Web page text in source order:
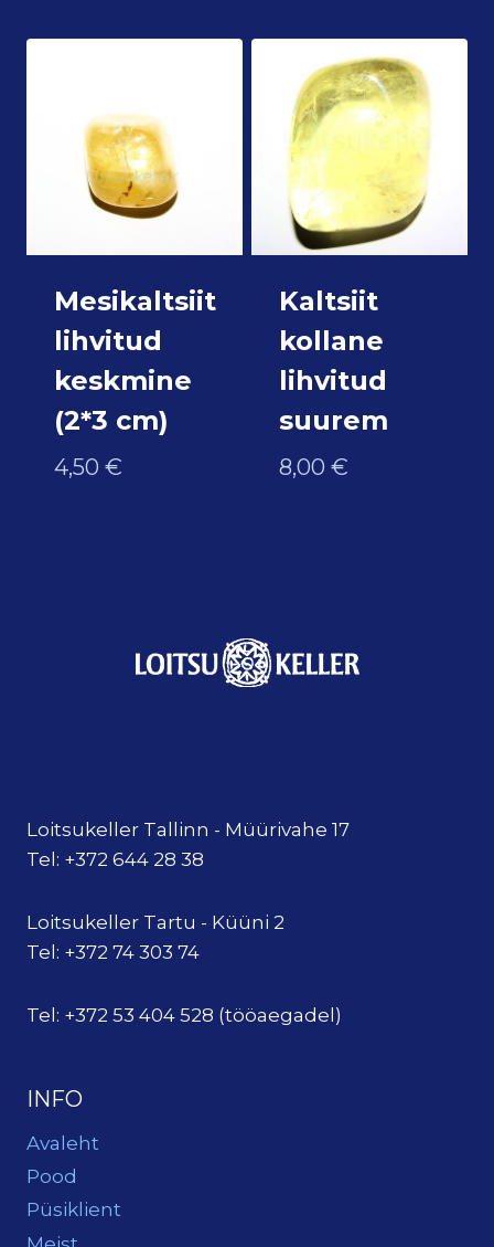
Mesikaltsiit
lihvitud
keskmine
(2*3 cm)
4,50 €
Kaltsiit
kollane
lihvitud
suurem
8,00 €
Loitsukeller Tallinn - Müürivahe 17
Tel: +372 644 28 38
Loitsukeller Tartu - Küüni 2
Tel: +372 74 303 74
Tel: +372 53 404 528 (tööaegadel)
INFO
Avaleht
Pood
Püsiklient